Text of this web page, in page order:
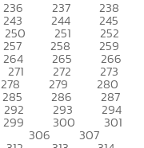
236 237 238
243 244 245
250 251 252
257 258 259
264 265 266
271 272 273
278 279 280
285 286 287
292 293 294
299 300 301
306 307